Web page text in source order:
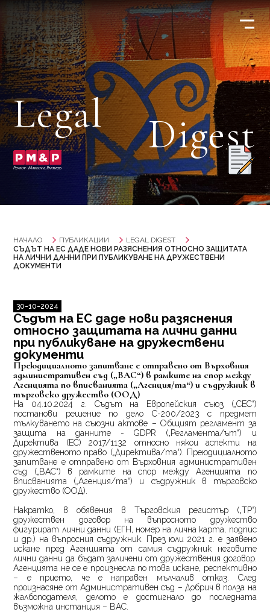
Legal Digest
НАЧАЛО ПУБЛИКАЦИИ
LEGAL DIGEST
СЪДЪТ НА ЕС ДАДЕ НОВИ РАЗЯСНЕНИЯ ОТНОСНО ЗАЩИТАТА
НА ЛИЧНИ ДАННИ ПРИ ПУБЛИКУВАНЕ НА ДРУЖЕСТВЕНИ
ДОКУМЕНТИ
30-10-2024
Съдът на ЕС даде нови разяснения
относно защитата на лични данни
при публикуване на дружествени
документи
Преюдициалното запитване е отправено от Върховния
административен съд („ВАС“) в рамките на спор между
Агенцията по вписванията („Агенция/та“) и съдружник в
търговско дружество (ООД)
На 04.10.2024 г. Съдът на Европейския съюз („СЕС“)
постанови решение по дело C-200/2023 с предмет
тълкуването на съюзни актове – Общият регламент за
защита на данните -GDPR („Регламента/ът“) и
Директива (ЕС) 2017/1132 относно някои аспекти на
дружественото право („Директива/та“). Преюдициалното
запитване е отправено от Върховния административен
съд („ВАС“) в рамките на спор между Агенцията по
вписванията („Агенция/та“) и съдружник в търговско
дружество (ООД).
Накратко, в обявения в Търговския регистър („ТР“)
дружествен договор на въпросното дружество
фигурират лични данни (ЕГН, номер на лична карта, подпис
и др.) на въпросния съдружник. През юли 2021 г. е заявено
искане пред Агенцията от самия съдружник неговите
лични данни да бъдат заличени от дружествения договор.
Агенцията не се е произнесла по това искане, респективно
– е прието, че е направен мълчалив отказ. След
произнасяне от Административен съд – Добрич в полза на
жалбоподателя, делото е достигнало до последната
възможна инстанция – ВАС.